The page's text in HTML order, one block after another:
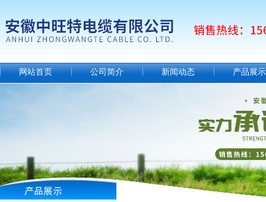
网站首页 公司简介 新闻动态 产品展示